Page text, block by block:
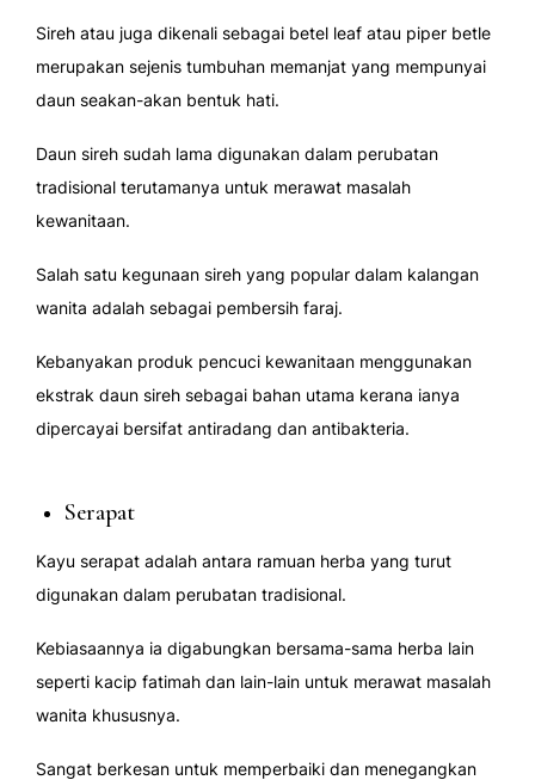
Sireh atau juga dikenali sebagai betel leaf atau piper betle
merupakan sejenis tumbuhan memanjat yang mempunyai
daun seakan-akan bentuk hati.
Daun sireh sudah lama digunakan dalam perubatan
tradisional terutamanya untuk merawat masalah
kewanitaan.
Salah satu kegunaan sireh yang popular dalam kalangan
wanita adalah sebagai pembersih faraj.
Kebanyakan produk pencuci kewanitaan menggunakan
ekstrak daun sireh sebagai bahan utama kerana ianya
dipercayai bersifat antiradang dan antibakteria.
Serapat
Kayu serapat adalah antara ramuan herba yang turut
digunakan dalam perubatan tradisional.
Kebiasaannya ia digabungkan bersama-sama herba lain
seperti kacip fatimah dan lain-lain untuk merawat masalah
wanita khususnya.
Sangat berkesan untuk memperbaiki dan menegangkan